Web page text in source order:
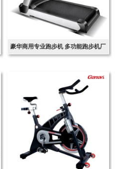
豪华商用专业跑步机 多功能跑步机厂